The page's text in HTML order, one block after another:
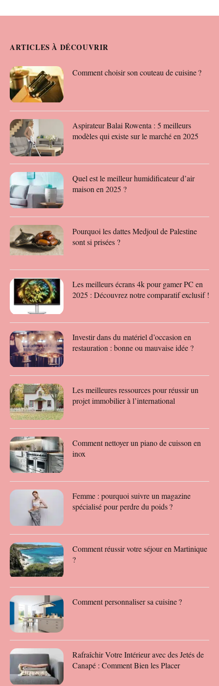
ARTICLES À DÉCOUVRIR
Comment choisir son couteau de cuisine ?
Aspirateur Balai Rowenta : 5 meilleurs
modèles qui existe sur le marché en 2025
Quel est le meilleur humidificateur d’air
maison en 2025 ?
Pourquoi les dattes Medjoul de Palestine
sont si prisées ?
Les meilleurs écrans 4k pour gamer PC en
2025 : Découvrez notre comparatif exclusif !
Investir dans du matériel d’occasion en
restauration : bonne ou mauvaise idée ?
Les meilleures ressources pour réussir un
projet immobilier à l’international
Comment nettoyer un piano de cuisson en
inox​
Femme : pourquoi suivre un magazine
spécialisé pour perdre du poids ?
Comment réussir votre séjour en Martinique
?
Comment personnaliser sa cuisine ?
Rafraîchir Votre Intérieur avec des Jetés de
Canapé : Comment Bien les Placer